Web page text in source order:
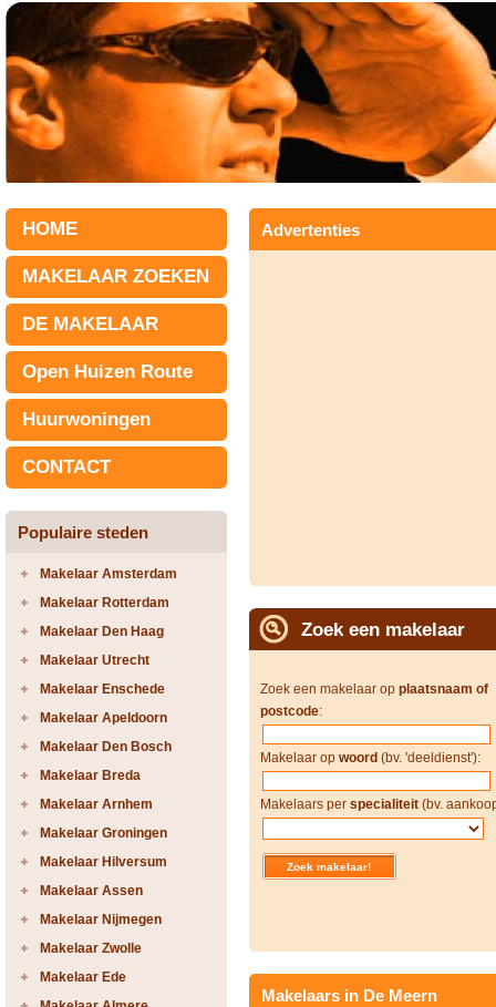
HOME
MAKELAAR ZOEKEN
DE MAKELAAR
Open Huizen Route
Huurwoningen
CONTACT
Populaire steden
Makelaar Amsterdam
Makelaar Rotterdam
Makelaar Den Haag
Makelaar Utrecht
Makelaar Enschede
Makelaar Apeldoorn
Makelaar Den Bosch
Makelaar Breda
Makelaar Arnhem
Makelaar Groningen
Makelaar Hilversum
Makelaar Assen
Makelaar Nijmegen
Makelaar Zwolle
Makelaar Ede
Advertenties
Zoek een makelaar
Zoek een makelaar op plaatsnaam of
postcode:
Makelaar op woord (bv. 'deeldienst'):
Makelaars per specialiteit (bv.
Makelaars in De Meern